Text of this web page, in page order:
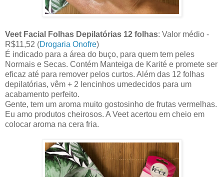
Veet Facial Folhas Depilatórias 12 folhas: Valor médio -
R$11,52 (Drogaria Onofre)
É indicado para a área do buço, para quem tem peles
Normais e Secas. Contém Manteiga de Karité e promete ser
eficaz até para remover pelos curtos. Além das 12 folhas
depilatórias, vêm + 2 lencinhos umedecidos para um
acabamento perfeito.
Gente, tem um aroma muito gostosinho de frutas vermelhas.
Eu amo produtos cheirosos. A Veet acertou em cheio em
colocar aroma na cera fria.